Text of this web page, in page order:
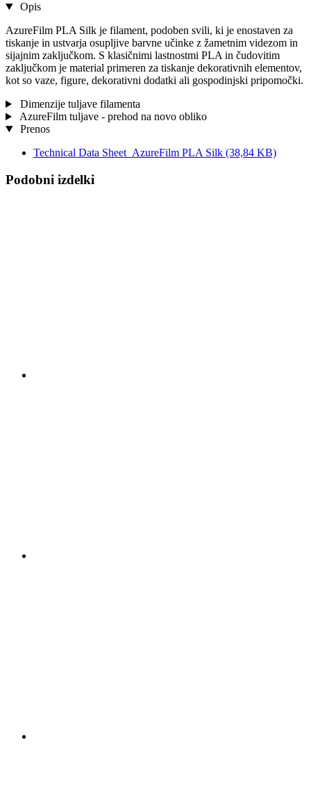
Opis
AzureFilm PLA Silk je filament, podoben svili, ki je enostaven za
tiskanje in ustvarja osupljive barvne učinke z žametnim videzom in
sijajnim zaključkom. S klasičnimi lastnostmi PLA in čudovitim
zaključkom je material primeren za tiskanje dekorativnih elementov,
kot so vaze, figure, dekorativni dodatki ali gospodinjski pripomočki.
Dimenzije tuljave filamenta
AzureFilm tuljave - prehod na novo obliko
Prenos
Technical Data Sheet_AzureFilm PLA Silk (38,84 KB)
Podobni izdelki